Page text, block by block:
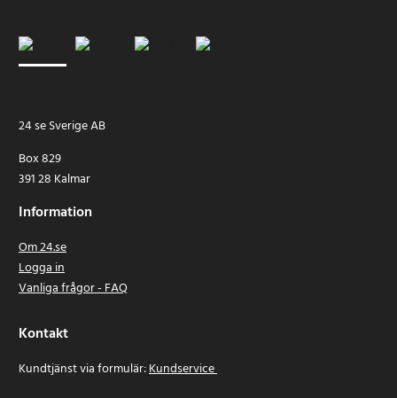
24 se Sverige AB
Box 829
391 28 Kalmar
Information
Om 24.se
Logga in
Vanliga frågor - FAQ
Kontakt
Kundtjänst via formulär:Kundservice